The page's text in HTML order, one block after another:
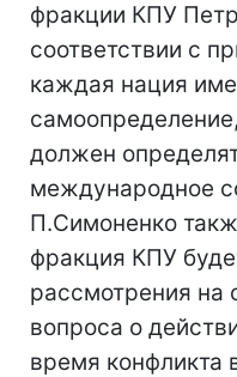
фракции КПУ
соответствии с
каждая нация
должен
международное
П.Симоненко
фракция КПУ
рассмотрения на
вопроса о
время